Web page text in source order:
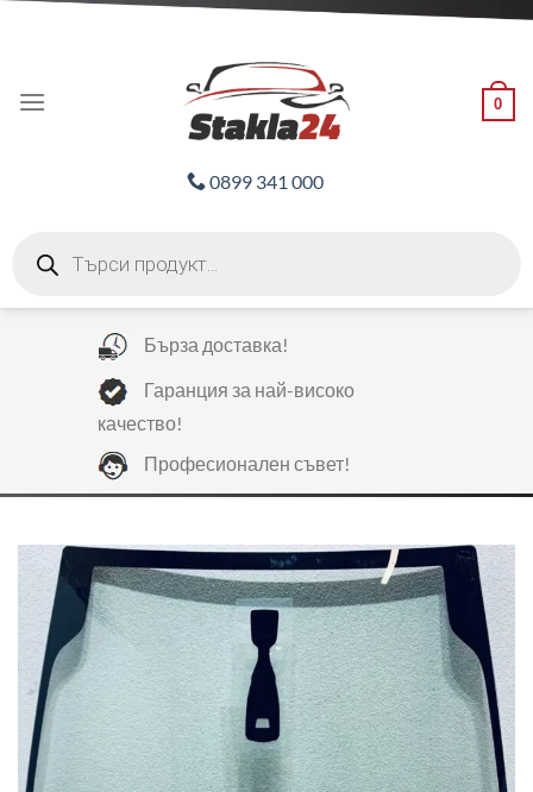
0
0899 341 000
search
Бърза доставка!
Гаранция за най-високо
качество!
Професионален съвет!